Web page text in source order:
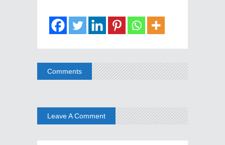
Comments
Leave A Comment